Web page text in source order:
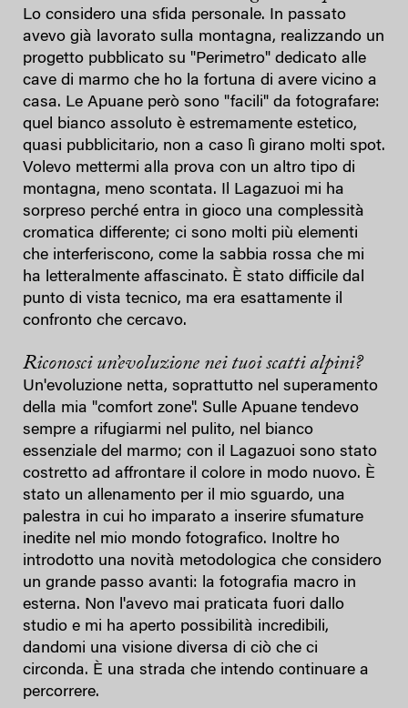
Lo considero una sfida personale. In passato
avevo già lavorato sulla montagna, realizzando un
progetto pubblicato su "Perimetro" dedicato alle
cave di marmo che ho la fortuna di avere vicino a
casa. Le Apuane però sono "facili" da fotografare:
quel bianco assoluto è estremamente estetico,
quasi pubblicitario, non a caso lì girano molti spot.
Volevo mettermi alla prova con un altro tipo di
montagna, meno scontata. Il Lagazuoi mi ha
sorpreso perché entra in gioco una complessità
cromatica differente; ci sono molti più elementi
che interferiscono, come la sabbia rossa che mi
ha letteralmente affascinato. È stato difficile dal
punto di vista tecnico, ma era esattamente il
confronto che cercavo.
Riconosci un’evoluzione nei tuoi scatti alpini?
Un'evoluzione netta, soprattutto nel superamento
della mia "comfort zone". Sulle Apuane tendevo
sempre a rifugiarmi nel pulito, nel bianco
essenziale del marmo; con il Lagazuoi sono stato
costretto ad affrontare il colore in modo nuovo. È
stato un allenamento per il mio sguardo, una
palestra in cui ho imparato a inserire sfumature
inedite nel mio mondo fotografico. Inoltre ho
introdotto una novità metodologica che considero
un grande passo avanti: la fotografia macro in
esterna. Non l'avevo mai praticata fuori dallo
studio e mi ha aperto possibilità incredibili,
dandomi una visione diversa di ciò che ci
circonda. È una strada che intendo continuare a
percorrere.